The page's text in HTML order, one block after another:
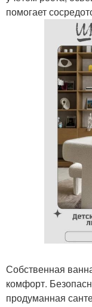
помогает
Собственная
комфорт.
продуманная